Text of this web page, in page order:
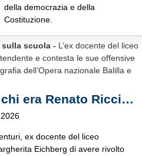
della democrazia e della
Costituzione.
sulla scuola - L’ex docente del liceo
e contesta le sue offensive
dell’Opera nazionale Balilla e
era Renato Ricci…
ex docente del liceo
Eichberg di avere rivolto